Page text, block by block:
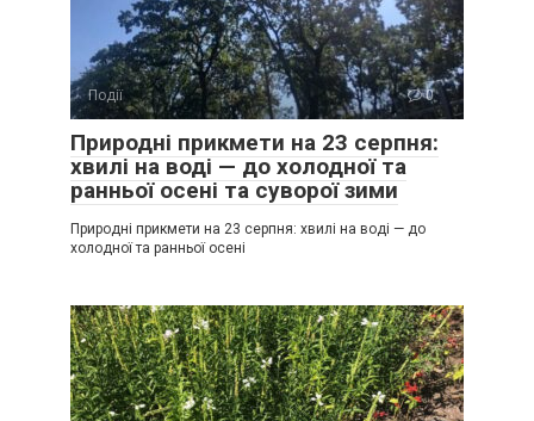
Події 0
Природні прикмети на 23 серпня:
хвилі на воді — до холодної та
ранньої осені та суворої зими
Природні прикмети на 23 серпня: хвилі на воді — до
холодної та ранньої осені